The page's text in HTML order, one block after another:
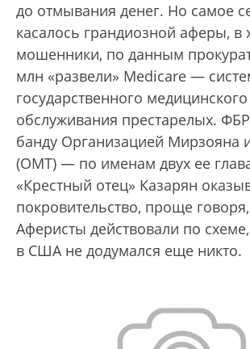
до отмывания денег. Но самое
касалось грандиозной аферы, в
мошенники, по данным
млн «развели» Medicare —
государственного медицинского
обслуживания престарелых.
банду Организацией Мирзояна
(ОМТ) — по именам двух ее
«Крестный отец» Казарян
покровительство, проще
Аферисты действовали по
в США не додумался еще никто.